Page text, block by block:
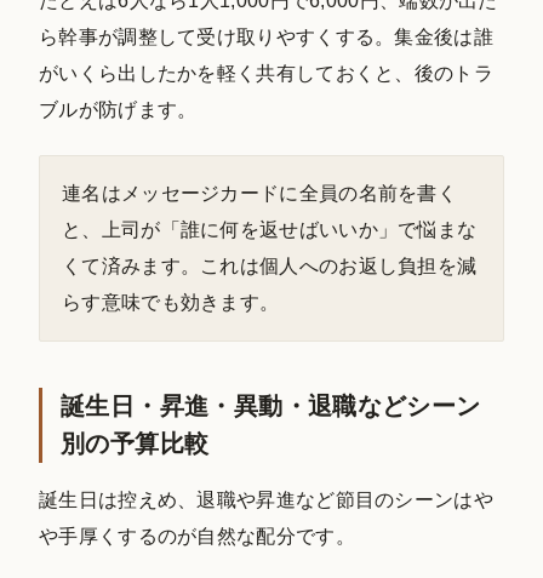
ら幹事が調整して受け取りやすくする。集金後は誰
がいくら出したかを軽く共有しておくと、後のトラ
ブルが防げます。
連名はメッセージカードに全員の名前を書く
と、上司が「誰に何を返せばいいか」で悩まな
くて済みます。これは個人へのお返し負担を減
らす意味でも効きます。
誕生日・昇進・異動・退職などシーン
別の予算比較
誕生日は控えめ、退職や昇進など節目のシーンはや
や手厚くするのが自然な配分です。